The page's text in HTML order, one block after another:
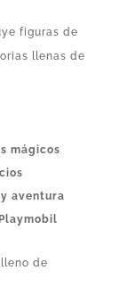
figuras de
llenas de
mágicos
aventura
de